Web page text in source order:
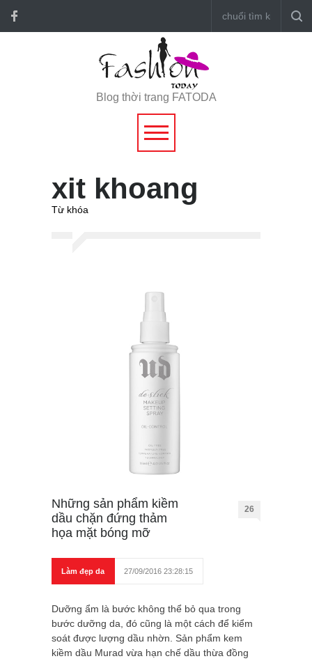
Blog thời trang FATODA
xit khoang
Từ khóa
Những sản phẩm kiềm
dầu chặn đứng thảm
họa mặt bóng mỡ
26
Làm đẹp da 27/09/2016 23:28:15
Dưỡng ẩm là bước không thể bỏ qua trong
bước dưỡng da, đó cũng là một cách để kiểm
soát được lượng dầu nhờn. Sản phẩm kem
kiềm dầu Murad vừa hạn chế dầu thừa đồng